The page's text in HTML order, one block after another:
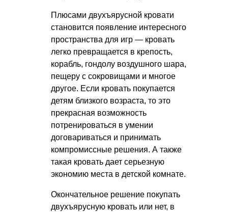
Плюсами двухъярусной кровати
становится появление интересного
пространства для игр — кровать
легко превращается в крепость,
корабль, гондолу воздушного шара,
пещеру с сокровищами и многое
другое. Если кровать покупается
детям близкого возраста, то это
прекрасная возможность
потренироваться в умении
договариваться и принимать
компромиссные решения. А также
такая кровать дает серьезную
экономию места в детской комнате.
Окончательное решение покупать
двухъярусную кровать или нет, в